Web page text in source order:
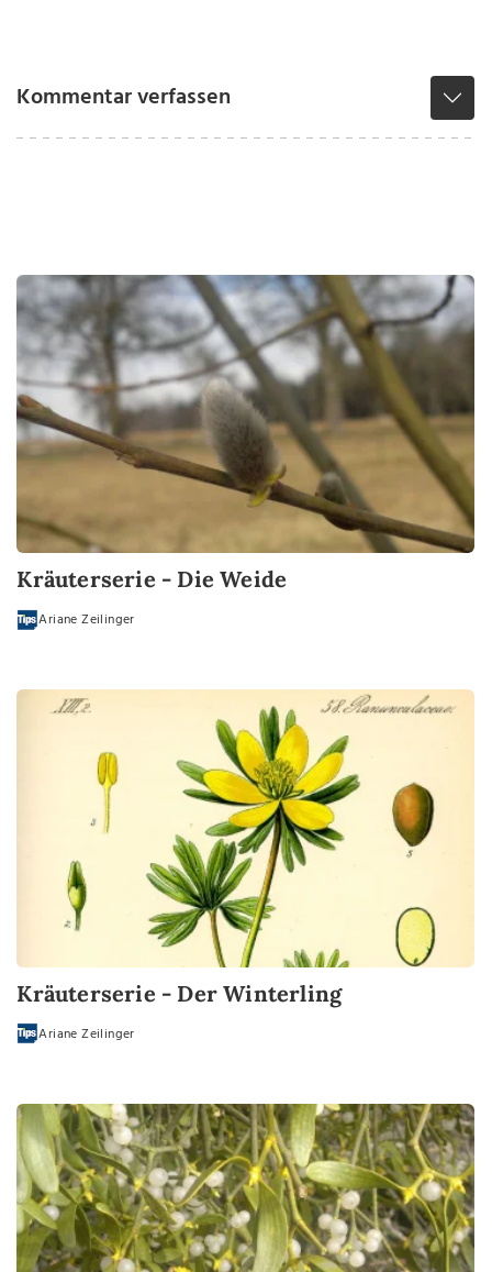
Kommentar verfassen
Kräuterserie - Die Weide
Ariane Zeilinger
Kräuterserie - Der Winterling
Ariane Zeilinger